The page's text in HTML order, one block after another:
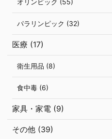
オリンピック (55)
パラリンピック (32)
医療 (17)
衛生用品 (8)
食中毒 (6)
家具・家電 (9)
その他 (39)